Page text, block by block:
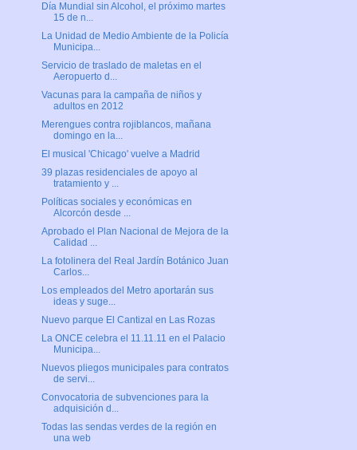
Día Mundial sin Alcohol, el próximo martes
15 de n...
La Unidad de Medio Ambiente de la Policía
Municipa...
Servicio de traslado de maletas en el
Aeropuerto d...
Vacunas para la campaña de niños y
adultos en 2012
Merengues contra rojiblancos, mañana
domingo en la...
El musical 'Chicago' vuelve a Madrid
39 plazas residenciales de apoyo al
tratamiento y ...
Políticas sociales y económicas en
Alcorcón desde ...
Aprobado el Plan Nacional de Mejora de la
Calidad ...
La fotolinera del Real Jardín Botánico Juan
Carlos...
Los empleados del Metro aportarán sus
ideas y suge...
Nuevo parque El Cantizal en Las Rozas
La ONCE celebra el 11.11.11 en el Palacio
Municipa...
Nuevos pliegos municipales para contratos
de servi...
Convocatoria de subvenciones para la
adquisición d...
Todas las sendas verdes de la región en
una web